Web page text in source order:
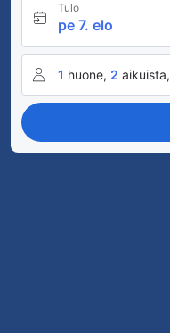
Tulo
pe 7. elo
1 huone, 2 aikuista,